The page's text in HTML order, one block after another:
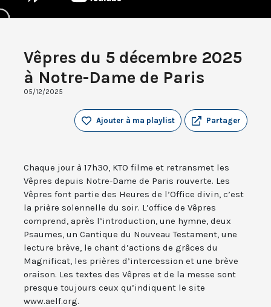
Vêpres du 5 décembre 2025
à Notre-Dame de Paris
05/12/2025
Partager
Ajouter à ma playlist
Chaque jour à 17h30, KTO filme et retransmet les
Vêpres depuis Notre-Dame de Paris rouverte. Les
Vêpres font partie des Heures de l’Office divin, c’est
la prière solennelle du soir. L’office de Vêpres
comprend, après l’introduction, une hymne, deux
Psaumes, un Cantique du Nouveau Testament, une
lecture brève, le chant d’actions de grâces du
Magnificat, les prières d’intercession et une brève
oraison. Les textes des Vêpres et de la messe sont
presque toujours ceux qu’indiquent le site
www.aelf.org.